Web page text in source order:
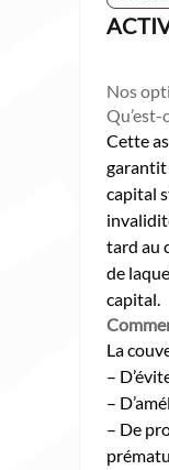
Nos
Qu’est-
Cette
garantit
capital
tard au
de
capital.
La
–
–
– De